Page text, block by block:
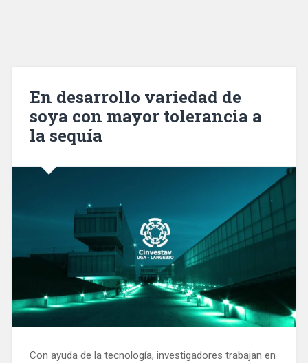
En desarrollo variedad de
soya con mayor tolerancia a
la sequía
Con ayuda de la tecnología, investigadores trabajan en